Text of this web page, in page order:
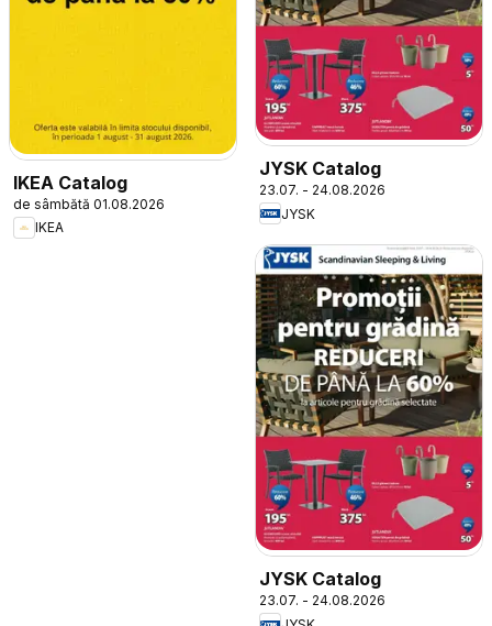
IKEA Catalog
de sâmbătă 01.08.2026
IKEA
JYSK Catalog
23.07. - 24.08.2026
JYSK
JYSK Catalog
23.07. - 24.08.2026